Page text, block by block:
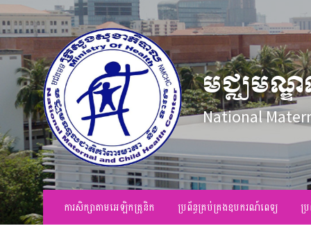
Skip
to
content
Skip
to
main
Skip
to
footer
មជ្ឈមណ្ឌ
National
ការសិក្សាតាមអេឡិកត្រូនិក ប្រព័ន្ធគ្រប់គ្រងឧបករណ៍ពេទ្យ ប្